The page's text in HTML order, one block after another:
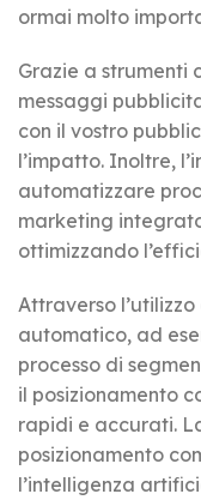
ormai molto
Grazie a strumenti
messaggi
con il vostro
l’impatto. Inoltre,
automatizzare
marketing
ottimizzando
Attraverso
automatico, ad
processo di
il posizionamento
rapidi e accurati.
posizionamento
l’intelligenza